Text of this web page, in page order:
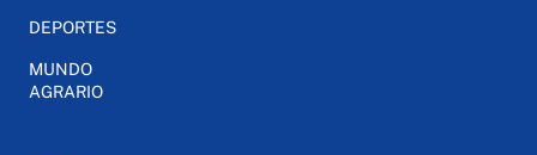
DEPORTES
MUNDO
AGRARIO